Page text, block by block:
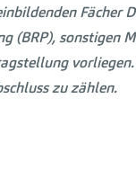
Fächer
(BRP),
zu zählen.